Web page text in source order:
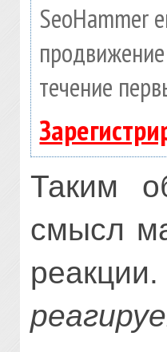
SeoHammer
течение
Таким
смысл
реакции.